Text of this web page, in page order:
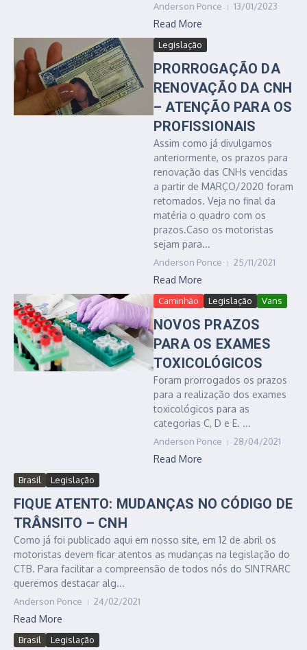
Anderson Ponce 13/01/2023
Read More
Legislação
PRORROGAÇÃO DA
RENOVAÇÃO DA CNH
– ATENÇÃO PARA OS
PROFISSIONAIS
Assim como já divulgamos
anteriormente, os prazos para
renovação das CNHs vencidas
a partir de MARÇO/2020 foram
retomados. Veja no final da
matéria o quadro com os
prazos.Caso os motoristas
sejam para...
Anderson Ponce 25/11/2021
Read More
Caminhão Legislação Vans
NOVOS PRAZOS
PARA OS EXAMES
TOXICOLÓGICOS
Foram prorrogados os prazos
para a realização dos exames
toxicológicos para as
categorias C, D e E. ...
Anderson Ponce 28/04/2021
Read More
Brasil Legislação
FIQUE ATENTO: MUDANÇAS NO CÓDIGO DE
TRÂNSITO – CNH
Como já foi publicado aqui em nosso site, em 12 de abril os
motoristas devem ficar atentos as mudanças na legislação do
CTB. Para facilitar a compreensão de todos nós do SINTRARC
queremos destacar alg...
Anderson Ponce 24/02/2021
Read More
Brasil Legislação